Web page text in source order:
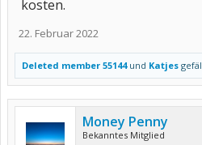
kosten.
22. Februar 2022
Deleted member 55144und Katjes
Money Penny
Bekanntes Mitglied